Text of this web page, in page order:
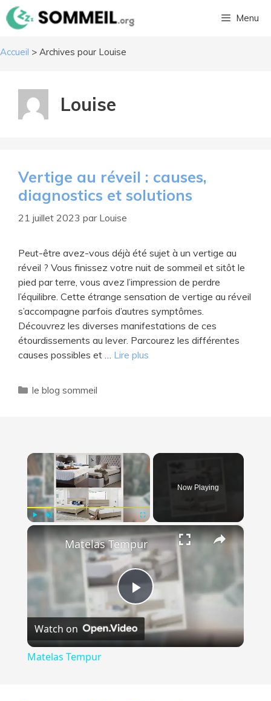
Aller
au
Menu
Accueil > Archives pour Louise
Louise
Vertige au réveil : causes,
diagnostics et solutions
21 juillet 2023 par Louise
Peut-être avez-vous déjà été sujet à un vertige au
réveil ? Vous finissez votre nuit de sommeil et sitôt le
pied par terre, vous avez l’impression de perdre
l’équilibre. Cette étrange sensation de vertige au réveil
s’accompagne parfois d’autres symptômes.
Découvrez les diverses manifestations de ces
étourdissements au lever. Parcourez les différentes
causes possibles et … Lire plus
Catégories
le blog sommeil
×
Now Playing
×
P
l
Matelas Tempur
Watch on
Matelas Tempur